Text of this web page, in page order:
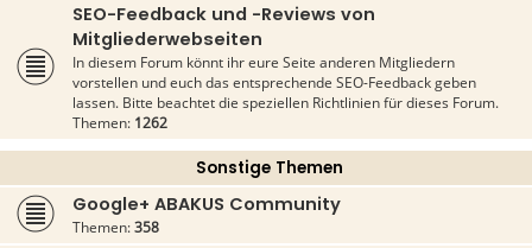
SEO-Feedback und -Reviews von
Mitgliederwebseiten
In diesem Forum könnt ihr eure Seite anderen Mitgliedern
vorstellen und euch das entsprechende SEO-Feedback geben
lassen. Bitte beachtet die speziellen Richtlinien für dieses Forum.
Themen: 1262
Sonstige Themen
Google+ ABAKUS Community
Themen:358